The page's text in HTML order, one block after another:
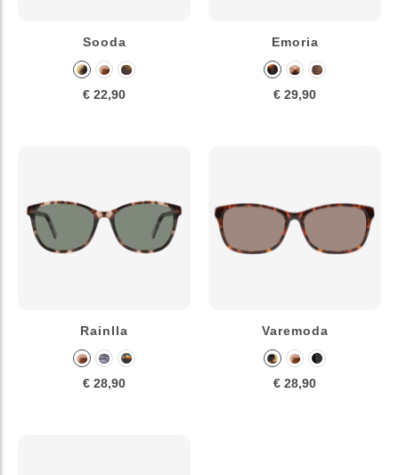
Sooda
€ 22,90
Emoria
€ 29,90
Rainlla
€ 28,90
Varemoda
€ 28,90